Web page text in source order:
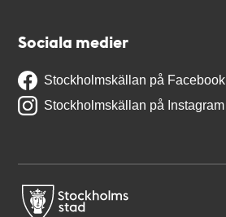
Sociala medier
Stockholmskällan på Facebook
Stockholmskällan på Instagram